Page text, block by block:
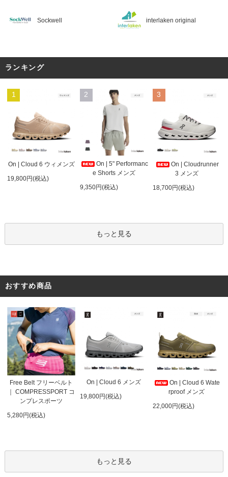
Sockwell interlaken original
ランキング
1
On | Cloud 6 ウィメンズ
19,800円(税込)
2
On | 5" Performanc
e Shorts メンズ
9,350円(税込)
3
On | Cloudrunner
3 メンズ
18,700円(税込)
もっと見る
おすすめ商品
Free Belt フリーベルト
｜ COMPRESSPORT コ
ンプレスポーツ
5,280円(税込)
On | Cloud 6 メンズ
19,800円(税込)
On | Cloud 6 Wate
rproof メンズ
22,000円(税込)
もっと見る